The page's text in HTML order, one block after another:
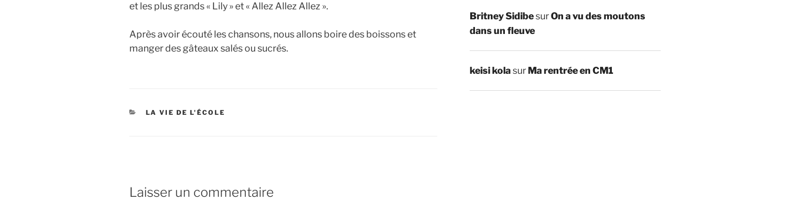
et les plus grands « Lily » et « Allez Allez Allez ».
Après avoir écouté les chansons, nous allons boire des boissons et
manger des gâteaux salés ou sucrés.
CATÉGORIES
LA VIE DE L'ÉCOLE
Laisser un commentaire
Britney SidibesurOn a vu des moutons
dans un fleuve
keisi kolasur Ma rentrée en CM1